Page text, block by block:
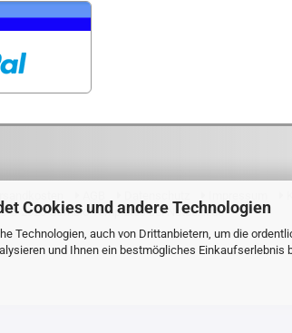
Cookies und andere Technologien
Technologien, auch von Drittanbietern, um die
und Ihnen ein bestmögliches
© 2026 Gambio Templates beiNetdexx.de